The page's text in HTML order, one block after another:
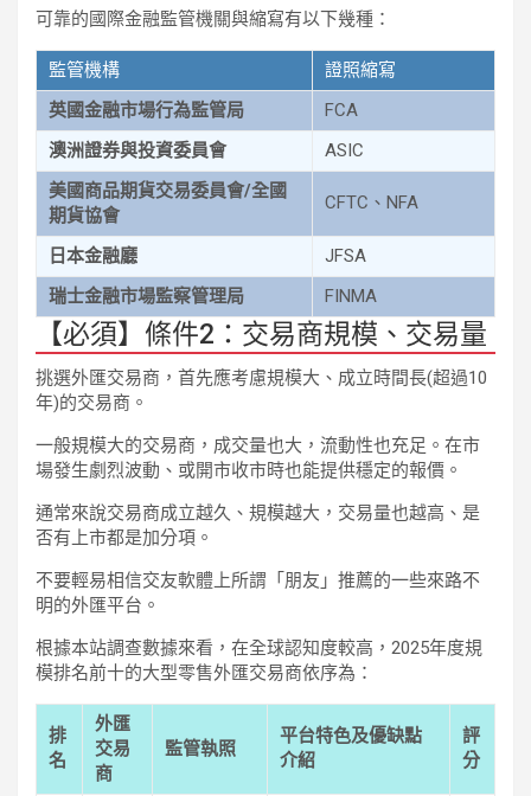
可靠的國際金融監管機關與縮寫有以下幾種：
監管機構
證照縮寫
英國金融市場行為監管局
FCA
澳洲證券與投資委員會
ASIC
美國商品期貨交易委員會/全國
期貨協會
CFTC、NFA
日本金融廳
JFSA
瑞士金融市場監察管理局
FINMA
【必須】條件2：交易商規模、交易量
挑選外匯交易商，首先應考慮規模大、成立時間長(超過10
年)的交易商。
一般規模大的交易商，成交量也大，流動性也充足。在市
場發生劇烈波動、或開市收市時也能提供穩定的報價。
通常來說交易商成立越久、規模越大，交易量也越高、是
否有上市都是加分項。
不要輕易相信交友軟體上所謂「朋友」推薦的一些來路不
明的外匯平台。
根據本站調查數據來看，在全球認知度較高，2025年度規
模排名前十的大型零售外匯交易商依序為：
排
名
外匯
交易
商
監管執照
平台特色及優缺點
介紹
評
分